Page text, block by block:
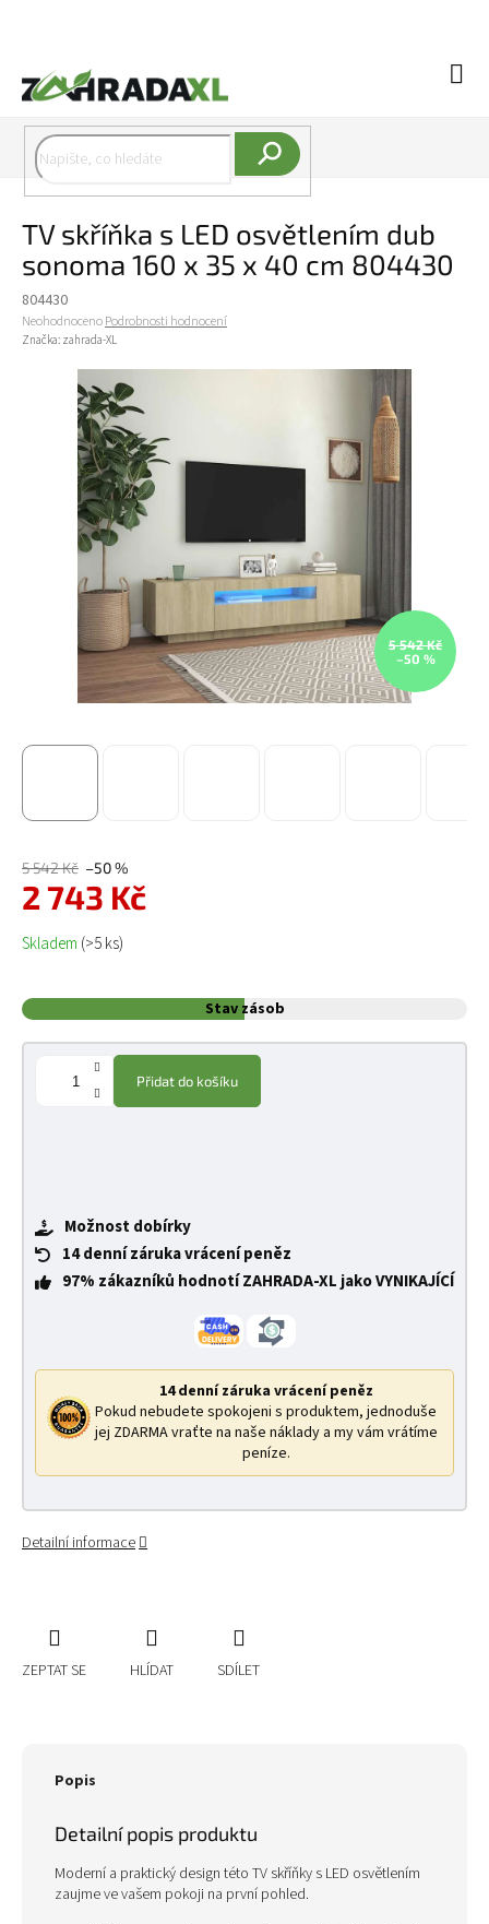
TV skříňka s LED osvětlením dub
sonoma 160 x 35 x 40 cm 804430
804430
Průměrné hodnocení produktu je 0,0 z 5 hvězdiček.
NeohodnocenoPodrobnosti hodnocení
Značka: zahrada-XL
5 542 Kč
–50 %
5 542 Kč –50 %
2 743 Kč
Měrná cena:
Skladem (>5 ks)
Stav zásob
Přidat do košíku
Možnost dobírky
14 denní záruka vrácení peněz
97% zákazníků hodnotí ZAHRADA-XL jako VYNIKAJÍCÍ
14 denní záruka vrácení peněz
Pokud nebudete spokojeni s produktem, jednoduše
jej ZDARMA vraťte na naše náklady a my vám vrátíme
peníze.
Detailní informace
ZEPTAT SE HLÍDAT SDÍLET
Popis
Detailní popis produktu
Moderní a praktický design této TV skříňky s LED osvětlením
zaujme ve vašem pokoji na první pohled.